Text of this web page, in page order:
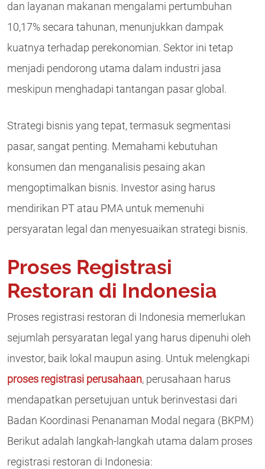
dan layanan makanan mengalami pertumbuhan
10,17% secara tahunan, menunjukkan dampak
kuatnya terhadap perekonomian. Sektor ini tetap
menjadi pendorong utama dalam industri jasa
meskipun menghadapi tantangan pasar global​.
Strategi bisnis yang tepat, termasuk segmentasi
pasar, sangat penting. Memahami kebutuhan
konsumen dan menganalisis pesaing akan
mengoptimalkan bisnis. Investor asing harus
mendirikan PT atau PMA untuk memenuhi
persyaratan legal dan menyesuaikan strategi bisnis.
Proses Registrasi
Restoran di Indonesia
Proses registrasi restoran di Indonesia memerlukan
sejumlah persyaratan legal yang harus dipenuhi oleh
investor, baik lokal maupun asing. Untuk melengkapi
proses registrasi perusahaan, perusahaan harus
mendapatkan persetujuan untuk berinvestasi dari
Badan Koordinasi Penanaman Modal negara (BKPM)
Berikut adalah langkah-langkah utama dalam proses
registrasi restoran di Indonesia: